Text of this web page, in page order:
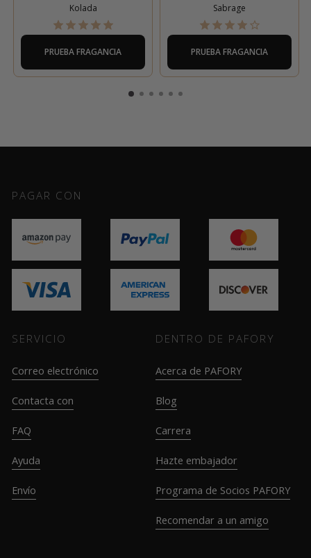
Kolada
PRUEBA FRAGANCIA
Sabrage
PRUEBA FRAGANCIA
PAGAR CON
SERVICIO
Correo electrónico
Contacta con
FAQ
Ayuda
Envío
DENTRO DE PAFORY
Acerca de PAFORY
Blog
Carrera
Hazte embajador
Programa de Socios PAFORY
Recomendar a un amigo